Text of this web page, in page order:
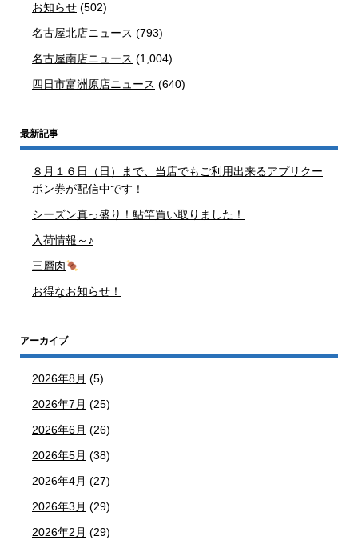
お知らせ (502)
名古屋北店ニュース (793)
名古屋南店ニュース (1,004)
四日市富洲原店ニュース (640)
最新記事
８月１６日（日）まで、当店でもご利用出来るアプリクー
ポン券が配信中です！
シーズン真っ盛り！鮎竿買い取りました！
入荷情報～♪
三層肉
お得なお知らせ！
アーカイブ
2026年8月 (5)
2026年7月 (25)
2026年6月 (26)
2026年5月 (38)
2026年4月 (27)
2026年3月 (29)
2026年2月 (29)